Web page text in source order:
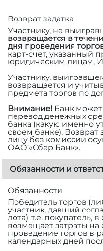
Возврат задатка
Участнику, не
возвращается в
дня проведения
карт-счет, указанный
юридическим лицам,
Участнику,
возвращается и
предмета торгов по
Внимание! Банк
перевод денежных
банка (какую именно
своем банке). Возврат
лицу без комиссии
ОАО «Сбер Банк».
Обязанности и
Обязанности
Победитель торгов
участник, давший
лота), т.е. покупатель,
возмещает затраты
проведение торгов в
календарных дней